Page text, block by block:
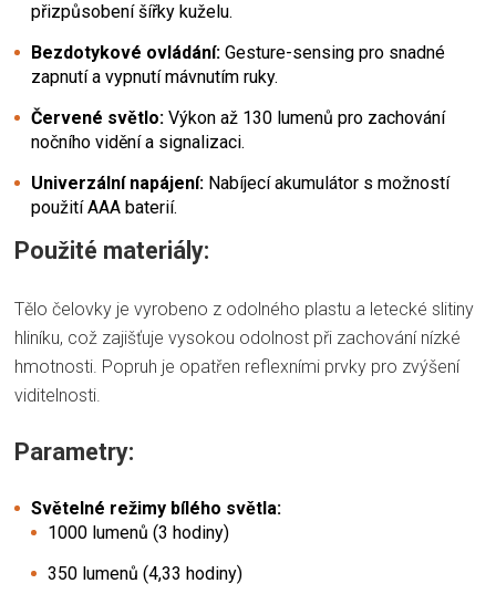
přizpůsobení šířky kuželu.
Bezdotykové ovládání: Gesture-sensing pro snadné
zapnutí a vypnutí mávnutím ruky.
Červené světlo: Výkon až 130 lumenů pro zachování
nočního vidění a signalizaci.
Univerzální napájení: Nabíjecí akumulátor s možností
použití AAA baterií.
Použité materiály:
Tělo čelovky je vyrobeno z odolného plastu a letecké slitiny
hliníku, což zajišťuje vysokou odolnost při zachování nízké
hmotnosti. Popruh je opatřen reflexními prvky pro zvýšení
viditelnosti.
Parametry:
Světelné režimy bílého světla:
1000 lumenů (3 hodiny)
350 lumenů (4,33 hodiny)